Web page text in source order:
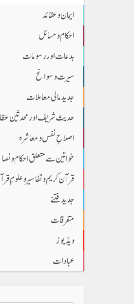
ایمان وعقائد
احکام و مسائل
بدعات اور رسومات
سیرت و سوانح
جدید مالی معاملات
حدیث شریف اور محدثین
اصلاحِ نفس و معاشرہ
خواتین سے متعلق احکام و
قرآن کریم و تفاسیر و علومِ
جدید فتنے
متفرقات
ویڈیوز
عبادات